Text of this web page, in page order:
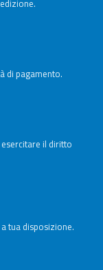
di pagamento.
il diritto
tua disposizione.